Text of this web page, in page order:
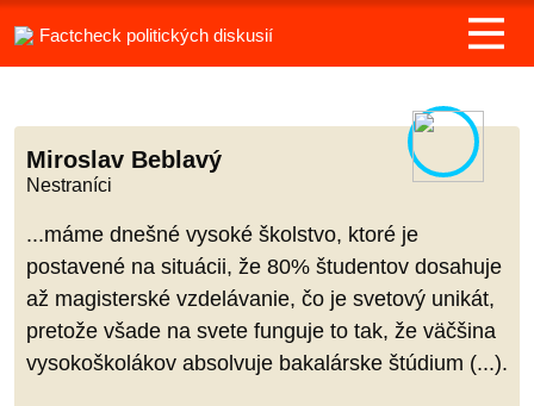
Factcheck politických diskusií
Miroslav Beblavý
Nestraníci
...máme dnešné vysoké školstvo, ktoré je
postavené na situácii, že 80% študentov dosahuje
až magisterské vzdelávanie, čo je svetový unikát,
pretože všade na svete funguje to tak, že väčšina
vysokoškolákov absolvuje bakalárske štúdium (...).